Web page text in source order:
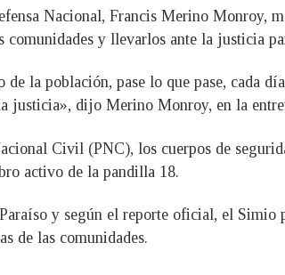
Nacional, Francis Merino Monroy,
comunidades y llevarlos ante la justicia
la población, pase lo que pase, cada
justicia», dijo Merino Monroy, en la
Civil (PNC), los cuerpos de
activo de la pandilla 18.
y según el reporte oficial, el Simio
de las comunidades.